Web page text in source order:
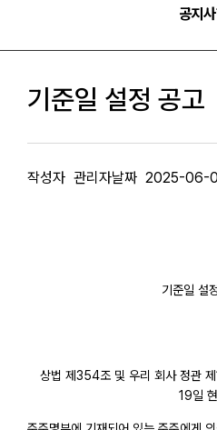
공지
기준일 설정 공고
작성자 관리자날짜 2025-06-
기준일 설
상법 제354조 및 우리 회사 정관
19일